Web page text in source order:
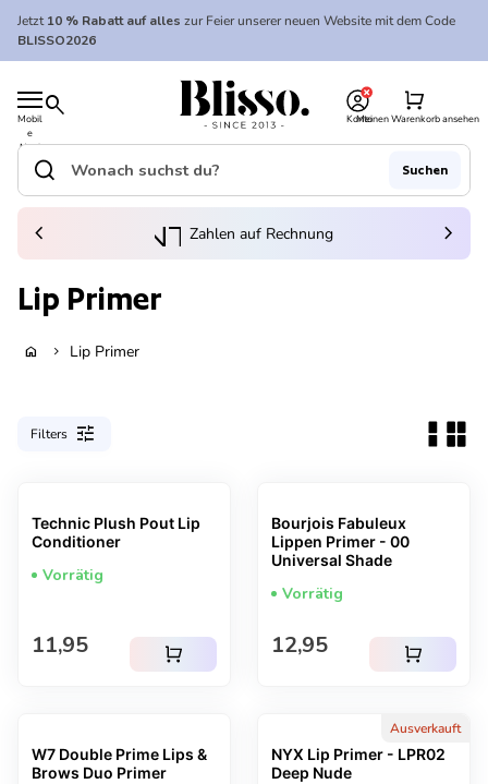
Zum Inhalt springen
Jetzt10 % Rabatt auf alles zur Feier unserer neuen Website mit dem Code
BLISSO2026
Mobil
e
Navi
gatio
search
Startseite
Konto
Meinen Warenkorb ansehen
shopping_cart
Startseite
Suche"
search Suchen
(Link öffnet in neuem Tab/Fenster)
Zahlen auf Rechnung
chevron_left chevron_right
Lip Primer
home chevron_right Lip Primer
Filters tune
Technic Plush Pout Lip
Conditioner
Vorrätig
Regulärer Preis
11,95 shopping_cart
Bourjois Fabuleux
Lippen Primer - 00
Universal Shade
Vorrätig
Regulärer Preis
12,95 shopping_cart
W7 Double Prime Lips &
Brows Duo Primer
Ausverkauft
NYX Lip Primer - LPR02
Deep Nude